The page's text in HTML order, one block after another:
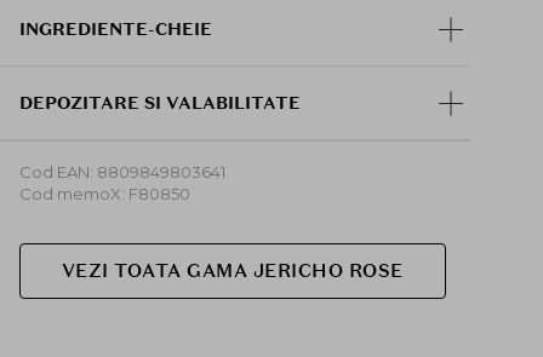
INGREDIENTE-CHEIE
DEPOZITARE SI VALABILITATE
Cod EAN: 8809849803641
Cod memoX: F80850
VEZI TOATA GAMA JERICHO ROSE